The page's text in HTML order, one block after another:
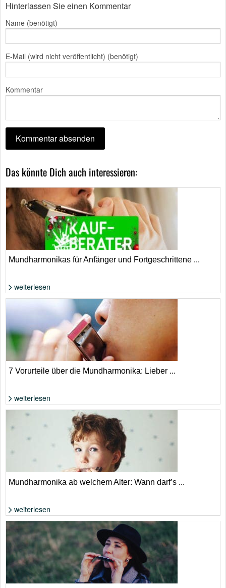
Hinterlassen Sie einen Kommentar
Name (benötigt)
E-Mail (wird nicht veröffentlicht) (benötigt)
Kommentar
Das könnte Dich auch interessieren:
Foto: von Moha El-Jaw (shutterstock) und afffancy (shutterstock) und
artem evdokimov (shutterstock) und Justiconnic (Noun Project)
Mundharmonikas für Anfänger und Fortgeschrittene ...
weiterlesen
Foto: Shutterstock von Pudeekao
7 Vorurteile über die Mundharmonika: Lieber ...
weiterlesen
Foto: Shutterstock von Ternavskaia Olga Alibec
Mundharmonika ab welchem Alter: Wann darf’s ...
weiterlesen